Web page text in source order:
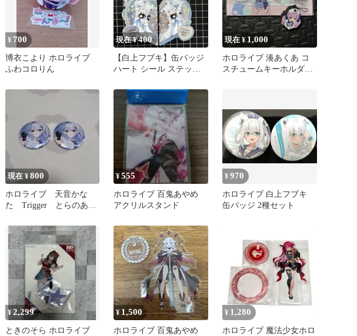
¥ 700
博衣こより ホロライブ
ふわコロりん
現在 ¥400
【白上フブキ】缶バッジ
ハート シール ステッカ
現在 ¥1,000
ホロライブ 湊あくあ コ
スチュームキーホルダー
現在 ¥800
ホロライブ 天音かな
た Trigger とらのあな
¥555
ホロライブ 百鬼あやめ
アクリルスタンド
¥970
ホロライブ 白上フブキ
缶バッジ 2種セット
¥2,299
ときのそら ホロライブ
¥ 1,500
ホロライブ 百鬼あやめ
¥ 1,280
ホロライブ 魔法少女ホロ